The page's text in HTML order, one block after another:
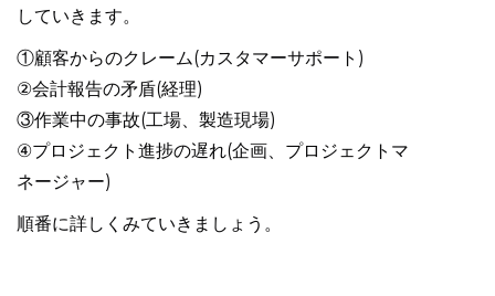
していきます。
①顧客からのクレーム(カスタマーサポート)
②会計報告の矛盾(経理)
③作業中の事故(工場、製造現場)
④プロジェクト進捗の遅れ(企画、プロジェクトマ
ネージャー)
順番に詳しくみていきましょう。